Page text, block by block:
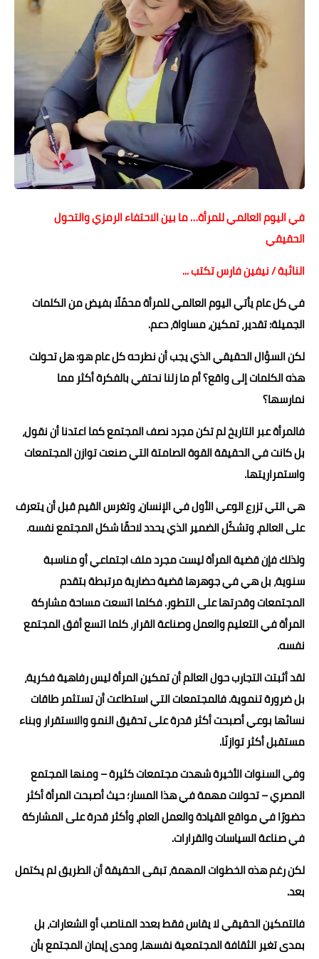
حوادث وقضايا
خدمات
الصحه والجمال
فن المطبخ
مقالات
في اليوم العالمي للمرأة… ما بين الاحتفاء الرمزي والتحول
الحقيقي
النائبة / نيفين فارس تكتب ...
في كل عام يأتي اليوم العالمي للمرأة محمّلًا بفيض من الكلمات
الجميلة: تقدير، تمكين، مساواة، دعم.
لكن السؤال الحقيقي الذي يجب أن نطرحه كل عام هو: هل تحولت
هذه الكلمات إلى واقع؟ أم ما زلنا نحتفي بالفكرة أكثر مما
نمارسها؟
فالمرأة عبر التاريخ لم تكن مجرد نصف المجتمع كما اعتدنا أن نقول،
بل كانت في الحقيقة القوة الصامتة التي صنعت توازن المجتمعات
واستمراريتها.
هي التي تزرع الوعي الأول في الإنسان، وتغرس القيم قبل أن يتعرف
على العالم، وتشكّل الضمير الذي يحدد لاحقًا شكل المجتمع نفسه.
ولذلك فإن قضية المرأة ليست مجرد ملف اجتماعي أو مناسبة
سنوية، بل هي في جوهرها قضية حضارية مرتبطة بتقدم
المجتمعات وقدرتها على التطور. فكلما اتسعت مساحة مشاركة
المرأة في التعليم والعمل وصناعة القرار، كلما اتسع أفق المجتمع
نفسه.
لقد أثبتت التجارب حول العالم أن تمكين المرأة ليس رفاهية فكرية،
بل ضرورة تنموية. فالمجتمعات التي استطاعت أن تستثمر طاقات
نسائها بوعي أصبحت أكثر قدرة على تحقيق النمو والاستقرار وبناء
مستقبل أكثر توازنًا.
وفي السنوات الأخيرة شهدت مجتمعات كثيرة – ومنها المجتمع
المصري – تحولات مهمة في هذا المسار؛ حيث أصبحت المرأة أكثر
حضورًا في مواقع القيادة والعمل العام، وأكثر قدرة على المشاركة
في صناعة السياسات والقرارات.
لكن رغم هذه الخطوات المهمة، تبقى الحقيقة أن الطريق لم يكتمل
بعد.
فالتمكين الحقيقي لا يقاس فقط بعدد المناصب أو الشعارات، بل
بمدى تغير الثقافة المجتمعية نفسها، ومدى إيمان المجتمع بأن